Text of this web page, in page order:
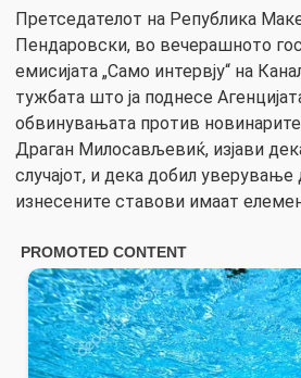
Претседателот на Република
Пендаровски, во вечерашното
емисијата „Само интервју“ на
тужбата што ја поднесе
обвинувањата против
Драган Милосављевиќ, изјави
случајот, и дека добил
изнесените ставови имаат